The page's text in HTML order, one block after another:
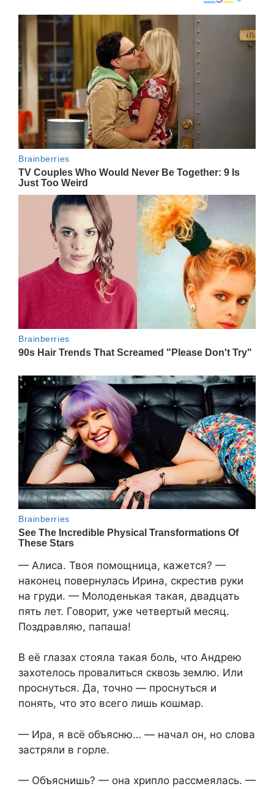
— Алиса. Твоя помощница, кажется? —
наконец повернулась Ирина, скрестив руки
на груди. — Молоденькая такая, двадцать
пять лет. Говорит, уже четвертый месяц.
Поздравляю, папаша!
В её глазах стояла такая боль, что Андрею
захотелось провалиться сквозь землю. Или
проснуться. Да, точно — проснуться и
понять, что это всего лишь кошмар.
— Ира, я всё объясню… — начал он, но слова
застряли в горле.
— Объяснишь? — она хрипло рассмеялась. —